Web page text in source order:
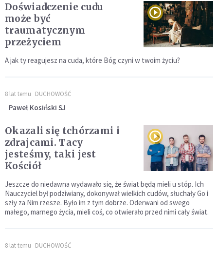
Doświadczenie cudu
może być
traumatycznym
przeżyciem
A jak ty reagujesz na cuda, które Bóg czyni w twoim życiu?
8 lat temu DUCHOWOŚĆ
Paweł Kosiński SJ
Okazali się tchórzami i
zdrajcami. Tacy
jesteśmy, taki jest
Kościół
Jeszcze do niedawna wydawało się, że świat będą mieli u stóp. Ich
Nauczyciel był podziwiany, dokonywał wielkich cudów, słuchały Go i
szły za Nim rzesze. Było im z tym dobrze. Oderwani od swego
małego, marnego życia, mieli coś, co otwierało przed nimi cały świat.
8 lat temu DUCHOWOŚĆ